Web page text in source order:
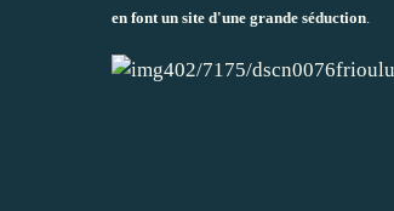
en font un site d'une grande séduction